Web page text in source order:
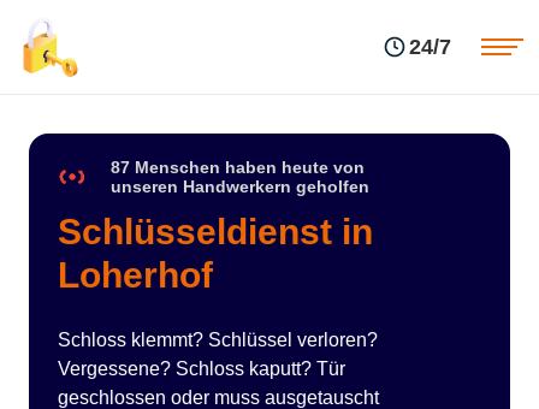
24/7
87 Menschen haben heute von
unseren Handwerkern geholfen
Schlüsseldienst in
Loherhof
Schloss klemmt? Schlüssel verloren?
Vergessene? Schloss kaputt? Tür
geschlossen oder muss ausgetauscht